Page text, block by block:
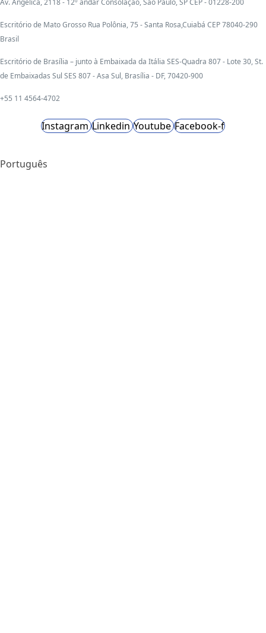
Av. Angélica, 2118 - 12º andar Consolação, São Paulo, SP CEP - 01228-200
Escritório de Mato Grosso Rua Polônia, 75 - Santa Rosa,Cuiabá CEP 78040-290
Brasil
Escritório de Brasília – junto à Embaixada da Itália SES-Quadra 807 - Lote 30, St.
de Embaixadas Sul SES 807 - Asa Sul, Brasília - DF, 70420-900
+55 11 4564-4702
Instagram Linkedin Youtube Facebook-f
Português